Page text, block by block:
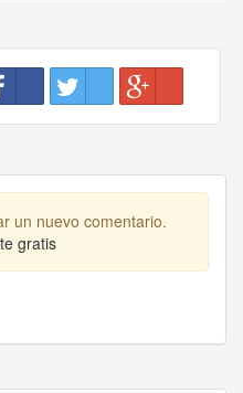
un nuevo comentario.
gratis